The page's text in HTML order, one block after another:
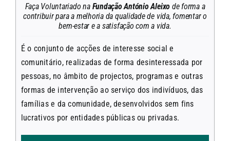
Faça Voluntariado na Fundação António Aleixo de forma a
contribuir para a melhoria da qualidade de vida, fomentar o
bem-estar e a satisfação com a vida.
É o conjunto de acções de interesse social e
comunitário, realizadas de forma desinteressada por
pessoas, no âmbito de projectos, programas e outras
formas de intervenção ao serviço dos indivíduos, das
famílias e da comunidade, desenvolvidos sem fins
lucrativos por entidades públicas ou privadas.